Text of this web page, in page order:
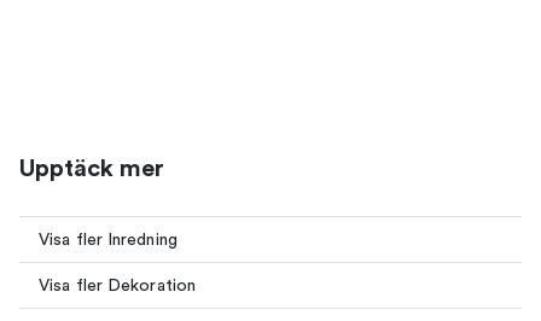
Upptäck mer
Visa fler Inredning
Visa fler Dekoration